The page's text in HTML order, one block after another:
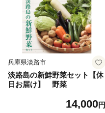
兵庫県淡路市
淡路島の新鮮野菜セット【休
日お届け】 野菜
14,000円